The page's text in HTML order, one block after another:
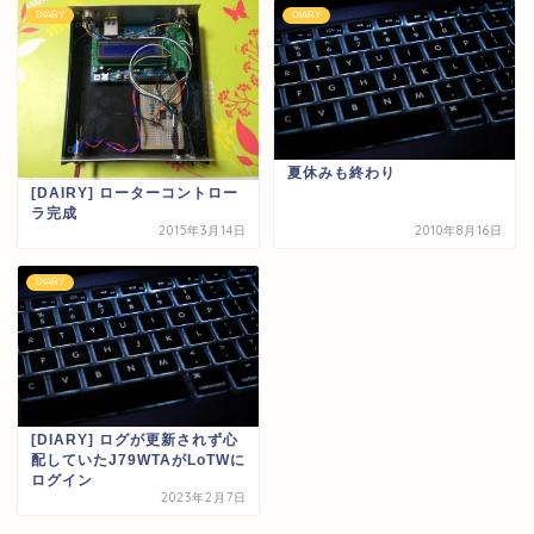
DIARY
[DAIRY] ローターコントロー
ラ完成
2015年3月14日
DIARY
夏休みも終わり
2010年8月16日
DIARY
[DIARY] ログが更新されず心
配していたJ79WTAがLoTWに
ログイン
2023年2月7日